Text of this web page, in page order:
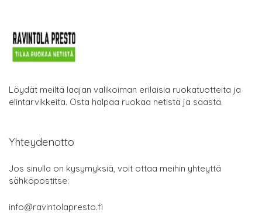
Löydät meiltä laajan valikoiman erilaisia ruokatuotteita ja
elintarvikkeita. Osta halpaa ruokaa netistä ja säästä.
Yhteydenotto
Jos sinulla on kysymyksiä, voit ottaa meihin yhteyttä
sähköpostitse:
info@ravintolapresto.fi